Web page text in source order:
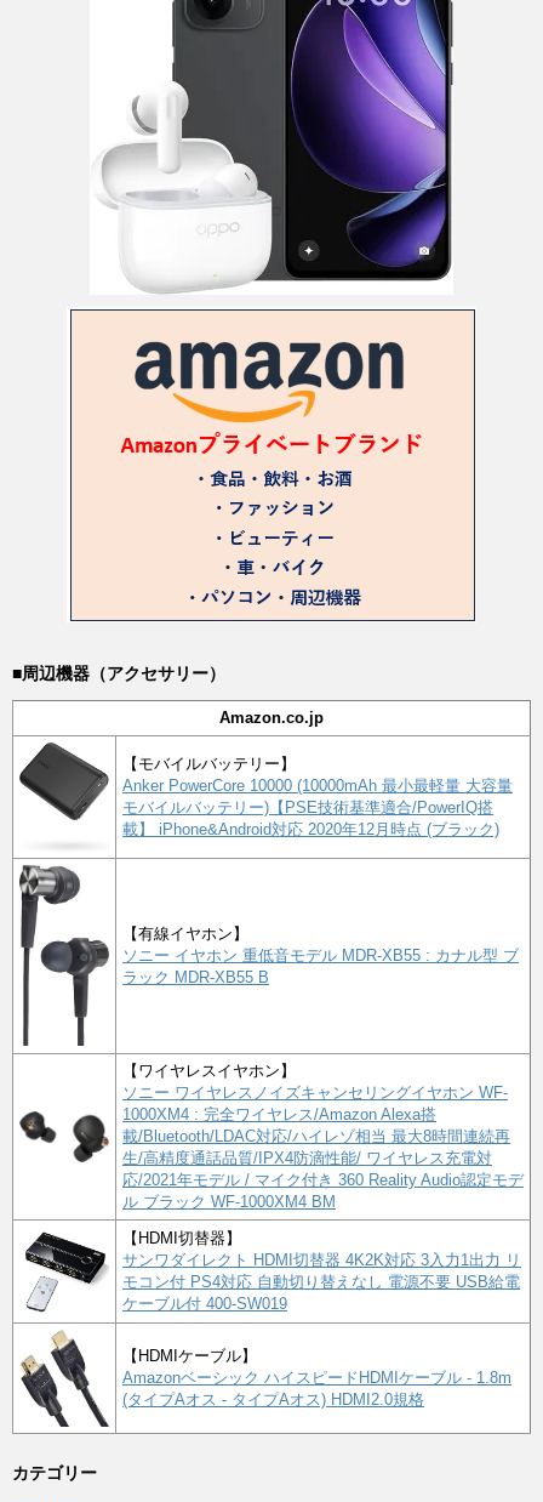
■周辺機器（アクセサリー）
Amazon.co.jp
【モバイルバッテリー】
Anker PowerCore 10000 (10000mAh 最小最軽量 大容量
モバイルバッテリー)【PSE技術基準適合/PowerIQ搭
載】 iPhone&Android対応 2020年12月時点 (ブラック)
【有線イヤホン】
ソニー イヤホン 重低音モデル MDR-XB55 : カナル型 ブ
ラック MDR-XB55 B
【ワイヤレスイヤホン】
ソニー ワイヤレスノイズキャンセリングイヤホン WF-
1000XM4 : 完全ワイヤレス/Amazon Alexa搭
載/Bluetooth/LDAC対応/ハイレゾ相当 最大8時間連続再
生/高精度通話品質/IPX4防滴性能/ ワイヤレス充電対
応/2021年モデル / マイク付き 360 Reality Audio認定モデ
ル ブラック WF-1000XM4 BM
【HDMI切替器】
サンワダイレクト HDMI切替器 4K2K対応 3入力1出力 リ
モコン付 PS4対応 自動切り替えなし 電源不要 USB給電
ケーブル付 400-SW019
【HDMIケーブル】
Amazonベーシック ハイスピードHDMIケーブル - 1.8m
(タイプAオス - タイプAオス) HDMI2.0規格
カテゴリー